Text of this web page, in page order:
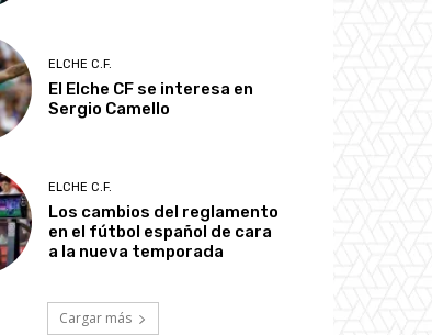
ELCHE C.F.
El Elche CF se interesa en
Sergio Camello
ELCHE C.F.
Los cambios del reglamento
en el fútbol español de cara
a la nueva temporada
Cargar más